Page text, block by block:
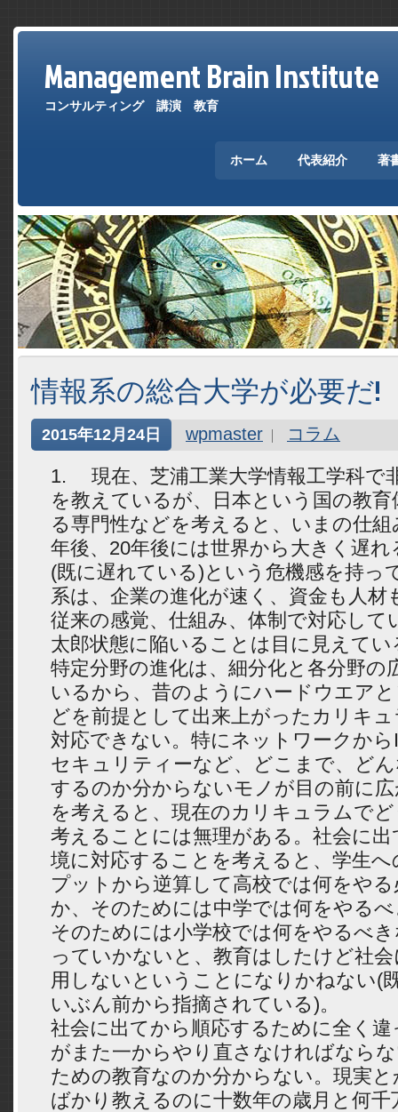
Management Brain Institute
コンサルティング 講演 教育
ホーム 代表紹介 著
情報系の総合大学が必要だ!
2015年12月24日 wpmaster コラム
現在、芝浦工業大学情報工学科で
を教えているが、日本という国の教
る専門性などを考えると、いまの仕
年後、20年後には世界から大きく遅
(既に遅れている)という危機感を持っ
系は、企業の進化が速く、資金も人材
従来の感覚、仕組み、体制で対応して
太郎状態に陥いることは目に見えてい
特定分野の進化は、細分化と各分野の
いるから、昔のようにハードウエア
どを前提として出来上がったカリキ
対応できない。特にネットワークか
セキュリティーなど、どこまで、ど
するのか分からないモノが目の前に
を考えると、現在のカリキュラムで
考えることには無理がある。社会に
境に対応することを考えると、学生
プットから逆算して高校では何をや
か、そのためには中学では何をやる
そのためには小学校では何をやるべ
っていかないと、教育はしたけど社
用しないということになりかねない(
いぶん前から指摘されている)。
社会に出てから順応するために全く
がまた一からやり直さなければなら
ための教育なのか分からない。現実
ばかり教えるのに十数年の歳月と何